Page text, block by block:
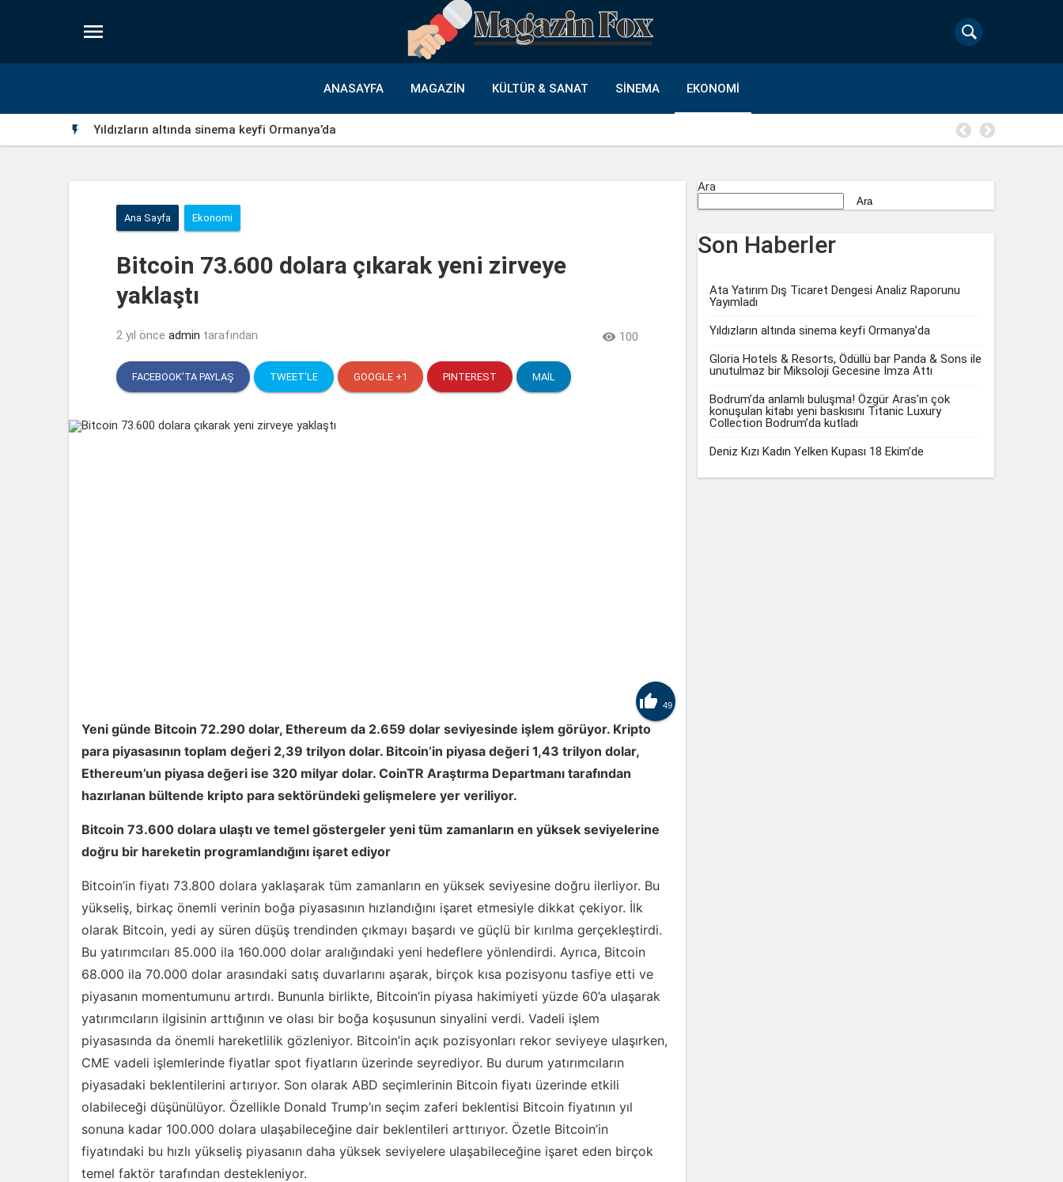

ANASAYFA MAGAZIN KÜLTÜR & SANAT SINEMA EKONOMI
 Yıldızların altında sinema keyfi Ormanya’da
Ana Sayfa Ekonomi
Bitcoin 73.600 dolara çıkarak yeni zirveye
yaklaştı
2 yıl önce admin tarafından  100
FACEBOOK'TA PAYLAŞ TWEET'LE GOOGLE +1 PINTEREST MAIL
 49
Yeni günde Bitcoin 72.290 dolar, Ethereum da 2.659 dolar seviyesinde işlem görüyor. Kripto
para piyasasının toplam değeri 2,39 trilyon dolar. Bitcoin’in piyasa değeri 1,43 trilyon dolar,
Ethereum’un piyasa değeri ise 320 milyar dolar. CoinTR Araştırma Departmanı tarafından
hazırlanan bültende kripto para sektöründeki gelişmelere yer veriliyor.
Bitcoin 73.600 dolara ulaştı ve temel göstergeler yeni tüm zamanların en yüksek seviyelerine
doğru bir hareketin programlandığını işaret ediyor
Bitcoin’in fiyatı 73.800 dolara yaklaşarak tüm zamanların en yüksek seviyesine doğru ilerliyor. Bu
yükseliş, birkaç önemli verinin boğa piyasasının hızlandığını işaret etmesiyle dikkat çekiyor. İlk
olarak Bitcoin, yedi ay süren düşüş trendinden çıkmayı başardı ve güçlü bir kırılma gerçekleştirdi.
Bu yatırımcıları 85.000 ila 160.000 dolar aralığındaki yeni hedeflere yönlendirdi. Ayrıca, Bitcoin
68.000 ila 70.000 dolar arasındaki satış duvarlarını aşarak, birçok kısa pozisyonu tasfiye etti ve
piyasanın momentumunu artırdı. Bununla birlikte, Bitcoin’in piyasa hakimiyeti yüzde 60’a ulaşarak
yatırımcıların ilgisinin arttığının ve olası bir boğa koşusunun sinyalini verdi. Vadeli işlem
piyasasında da önemli hareketlilik gözleniyor. Bitcoin’in açık pozisyonları rekor seviyeye ulaşırken,
CME vadeli işlemlerinde fiyatlar spot fiyatların üzerinde seyrediyor. Bu durum yatırımcıların
piyasadaki beklentilerini artırıyor. Son olarak ABD seçimlerinin Bitcoin fiyatı üzerinde etkili
olabileceği düşünülüyor. Özellikle Donald Trump’ın seçim zaferi beklentisi Bitcoin fiyatının yıl
sonuna kadar 100.000 dolara ulaşabileceğine dair beklentileri arttırıyor. Özetle Bitcoin’in
fiyatındaki bu hızlı yükseliş piyasanın daha yüksek seviyelere ulaşabileceğine işaret eden birçok
temel faktör tarafından destekleniyor.
Ara
Ara
Son Haberler
Ata Yatırım Dış Ticaret Dengesi Analiz Raporunu
Yayımladı
Yıldızların altında sinema keyfi Ormanya’da
Gloria Hotels & Resorts, Ödüllü bar Panda & Sons ile
unutulmaz bir Miksoloji Gecesine İmza Attı
Bodrum’da anlamlı buluşma! Özgür Aras’ın çok
konuşulan kitabı yeni baskısını Titanic Luxury
Collection Bodrum’da kutladı
Deniz Kızı Kadın Yelken Kupası 18 Ekim’de